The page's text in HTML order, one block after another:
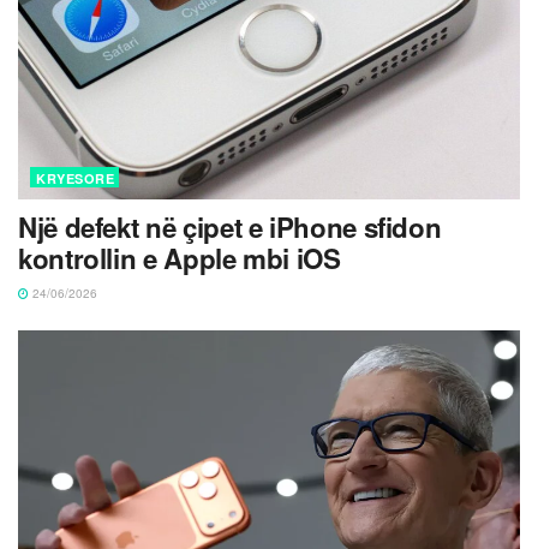
KRYESORE
Një defekt në çipet e iPhone sfidon
kontrollin e Apple mbi iOS
24/06/2026